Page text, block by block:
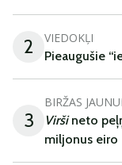
2 VIEDOKĻI
Pieaugušie
3
BIRŽAS
Viršineto
miljonus eiro